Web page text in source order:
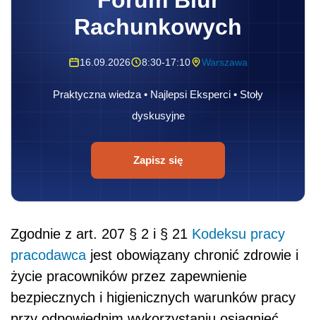
Rachunkowych
16.09.2026 8:30-17:10 Warszawa
Praktyczna wiedza • Najlepsi Eksperci • Stoły
dyskusyjne
Zapisz się
Zgodnie z art. 207 § 2 i § 21 Kodeksu pracy
pracodawca jest obowiązany chronić zdrowie i
życie pracowników przez zapewnienie
bezpiecznych i higienicznych warunków pracy